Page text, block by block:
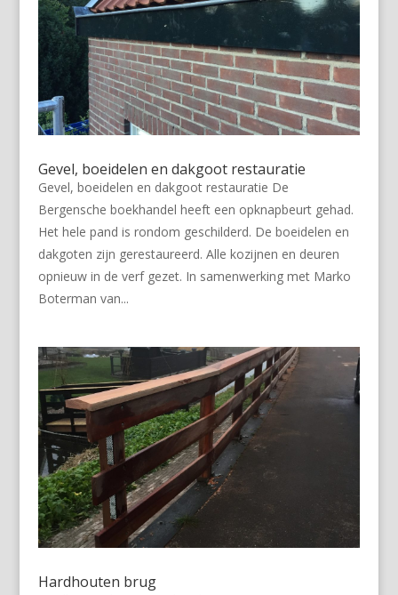
Gevel, boeidelen en dakgoot restauratie
Gevel, boeidelen en dakgoot restauratie De
Bergensche boekhandel heeft een opknapbeurt gehad.
Het hele pand is rondom geschilderd. De boeidelen en
dakgoten zijn gerestaureerd. Alle kozijnen en deuren
opnieuw in de verf gezet. In samenwerking met Marko
Boterman van...
Hardhouten brug